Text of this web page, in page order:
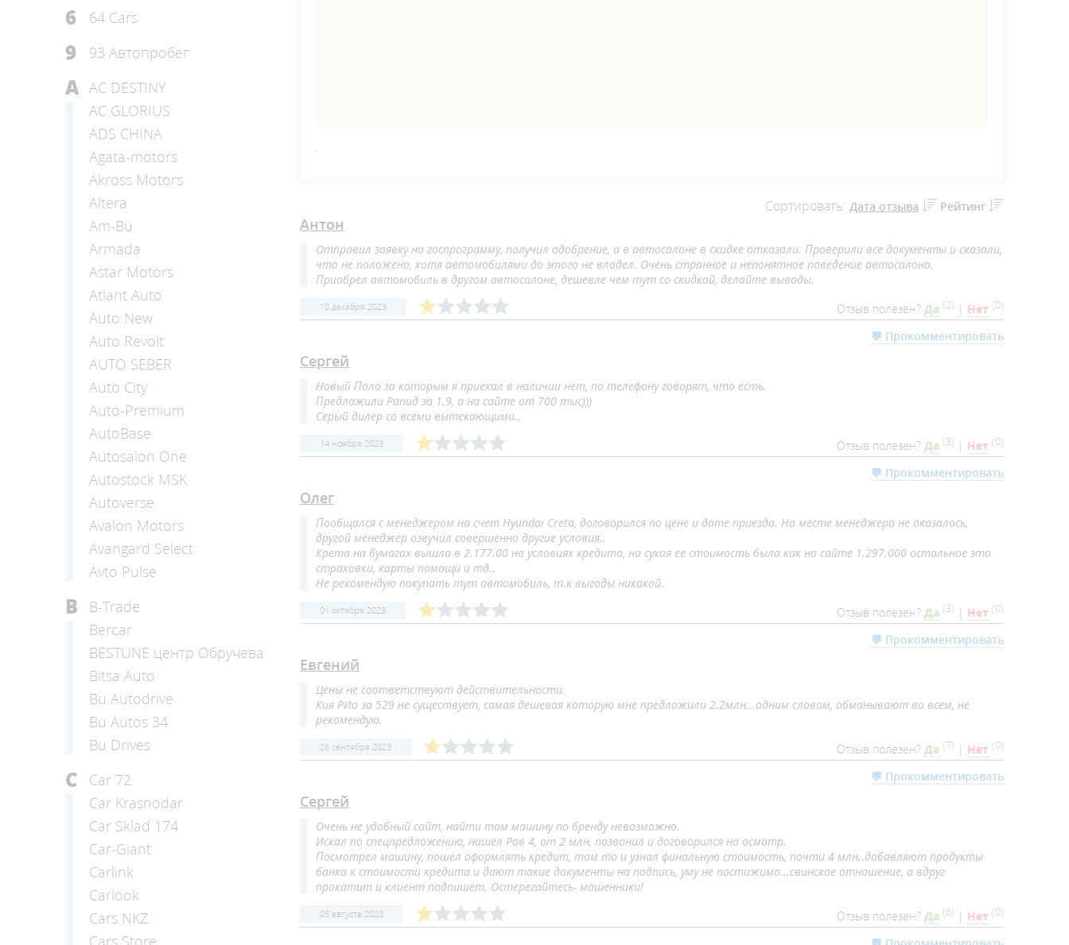
6 64 Cars
9 93 Автопробег
A AC DESTINY
AC GLORIUS
ADS CHINA
Agata-motors
Akross Motors
Altera
Am-Bu
Armada
Astar Motors
Atlant Auto
Auto New
Auto Revolt
AUTO SEBER
Auto Сity
Auto-Premium
AutoBase
Autosalon One
Autostock MSK
Autoverse
Avalon Motors
Avangard Select
Avto Pulse
B
B-Trade
Bercar
BESTUNE центр Обручева
Bitsa Auto
Bu Autodrive
Bu Autos 34
Bu Drives
C
Car 72
Car Krasnodar
Car Sklad 174
Car-Giant
Carlink
Carlook
Cars NKZ
Cars Store
.
Сортировать: Дата отзыва Рейтинг
Антон
Отправил заявку на госпрограмму, получил одобрение, а в автосалоне в скидке отказали. Проверили все документы и сказали,
что не положено, хотя автомобилями до этого не владел. Очень странное и непонятное поведение автосалона.
Приобрел автомобиль в другом автосалоне, дешевле чем тут со скидкой, делайте выводы.
18 декабря 2023 Отзыв полезен? Да (2) | Нет (0)
💬 Прокомментировать
Сергей
Новый Поло за которым я приехал в наличии нет, по телефону говорят, что есть.
Предложили Рапид за 1.9, а на сайте от 700 тыс)))
Серый дилер со всеми вытекающими..
14 ноября 2023 Отзыв полезен? Да (3) | Нет (0)
💬 Прокомментировать
Олег
Пообщался с менеджером на счет Hyundai Creta, договорился по цене и дате приезда. На месте менеджера не оказалось,
другой менеджер озвучил совершенно другие условия..
Крета на бумагах вышла в 2.177.00 на условиях кредита, на сухая ее стоимость была как на сайте 1.297.000 остальное это
страховки, карты помощи и тд..
Не рекомендую покупать тут автомобиль, т.к выгоды никакой.
01 октября 2023 Отзыв полезен? Да (3) | Нет (0)
💬 Прокомментировать
Евгений
Цены не соответствуют действительности.
Кия РИо за 529 не существует, самая дешевая которую мне предложили 2.2млн...одним словом, обманывают во всем, не
рекомендую.
26 сентября 2023 Отзыв полезен? Да (7) | Нет (0)
💬 Прокомментировать
Сергей
Очень не удобный сайт, найти там машину по бренду невозможно.
Искал по спецпредложению, нашел Рав 4, от 2 млн, позвонил и договорился на осмотр.
Посмотрел машину, пошел оформлять кредит, там то и узнал финальную стоимость, почти 4 млн..добавляют продукты
банка к стоимости кредита и дают такие документы на подпись, уму не постижимо...свинское отношение, а вдруг
прокатит и клиент подпишет. Остерегайтесь- мошенники!
05 августа 2023 Отзыв полезен? Да (6) | Нет (0)